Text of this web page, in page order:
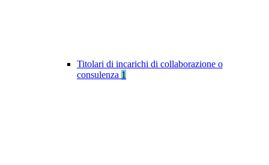
Titolari di incarichi di collaborazione o
consulenza 1